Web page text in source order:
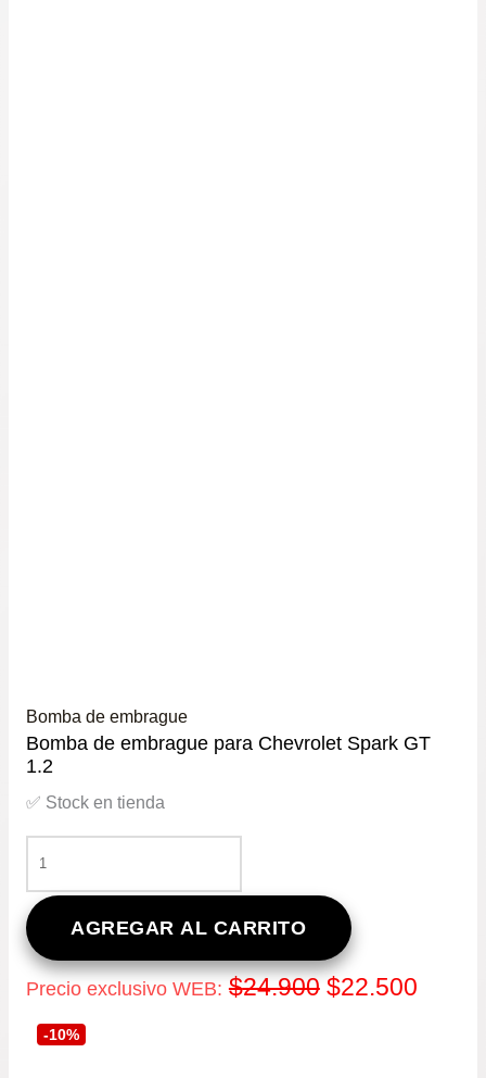
Bomba de embrague
Bomba de embrague para Chevrolet Spark GT
1.2
✅ Stock en tienda
DE
EMBRAGUE
PARA
CHEVROLET
SPARK
GT
CANTIDAD
AGREGAR AL CARRITO
Precio exclusivo WEB: $24.900 El
$22.500El
-10%